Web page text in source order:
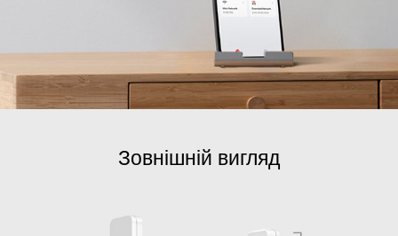
Зовнішній вигляд